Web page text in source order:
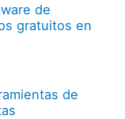
de
gratuitos en
de